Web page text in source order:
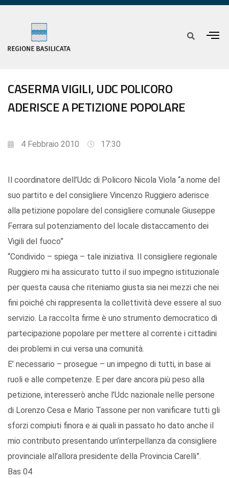
CASERMA VIGILI, UDC POLICORO
ADERISCE A PETIZIONE POPOLARE
4 Febbraio 2010 17:30
Il coordinatore dell’Udc di Policoro Nicola Viola “a nome del
suo partito e del consigliere Vincenzo Ruggiero aderisce
alla petizione popolare del consigliere comunale Giuseppe
Ferrara sul potenziamento del locale distaccamento dei
Vigili del fuoco”
“Condivido – spiega – tale iniziativa. Il consigliere regionale
Ruggiero mi ha assicurato tutto il suo impegno istituzionale
per questa causa che riteniamo giusta sia nei mezzi che nei
fini poiché chi rappresenta la collettività deve essere al suo
servizio. La raccolta firme è uno strumento democratico di
partecipazione popolare per mettere al corrente i cittadini
dei problemi in cui versa una comunità.
E’ necessario – prosegue – un impegno di tutti, in base ai
ruoli e alle competenze. E per dare ancora più peso alla
petizione, interesserò anche l’Udc nazionale nelle persone
di Lorenzo Cesa e Mario Tassone per non vanificare tutti gli
sforzi compiuti finora e ai quali in passato ho dato anche il
mio contributo presentando un’interpellanza da consigliere
provinciale all’allora presidente della Provincia Carelli”.
Bas 04